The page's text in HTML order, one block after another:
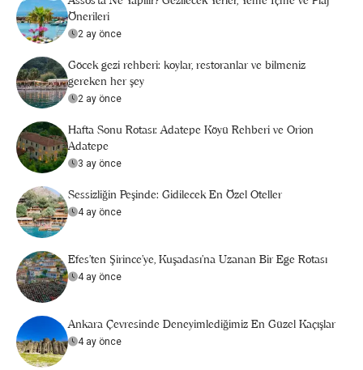
Önerileri
2 ay önce
Göcek gezi rehberi: koylar, restoranlar ve bilmeniz
gereken her şey
2 ay önce
Hafta Sonu Rotası: Adatepe Köyü Rehberi ve Orion
Adatepe
3 ay önce
Sessizliğin Peşinde: Gidilecek En Özel Oteller
4 ay önce
Efes’ten Şirince’ye, Kuşadası’na Uzanan Bir Ege Rotası
4 ay önce
Ankara Çevresinde Deneyimlediğimiz En Güzel Kaçışlar
4 ay önce